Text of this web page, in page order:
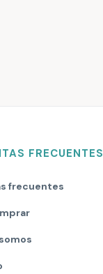
FRECUENTES
frecuentes